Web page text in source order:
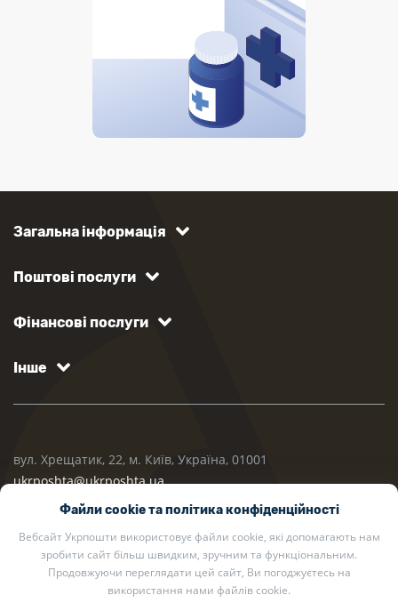
Файли cookie та політика конфіденційності
Вебсайт Укрпошти використовує файли cookie, які допомагають нам
зробити сайт більш швидким, зручним та функціональним.
Продовжуючи переглядати цей сайт, Ви погоджуєтесь на
використання нами файлів cookie.
Загальна інформація
Поштові послуги
Фінансові послуги
Інше
вул. Хрещатик, 22, м. Київ, Україна, 01001
ukrposhta@ukrposhta.ua